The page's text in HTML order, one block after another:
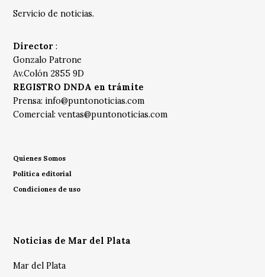
Servicio de noticias.
Director :
Gonzalo Patrone
Av.Colón 2855 9D
REGISTRO DNDA en trámite
Prensa: info@puntonoticias.com
Comercial:ventas@puntonoticias.com
Quienes Somos
Política editorial
Condiciones de uso
Noticias de Mar del Plata
Mar del Plata